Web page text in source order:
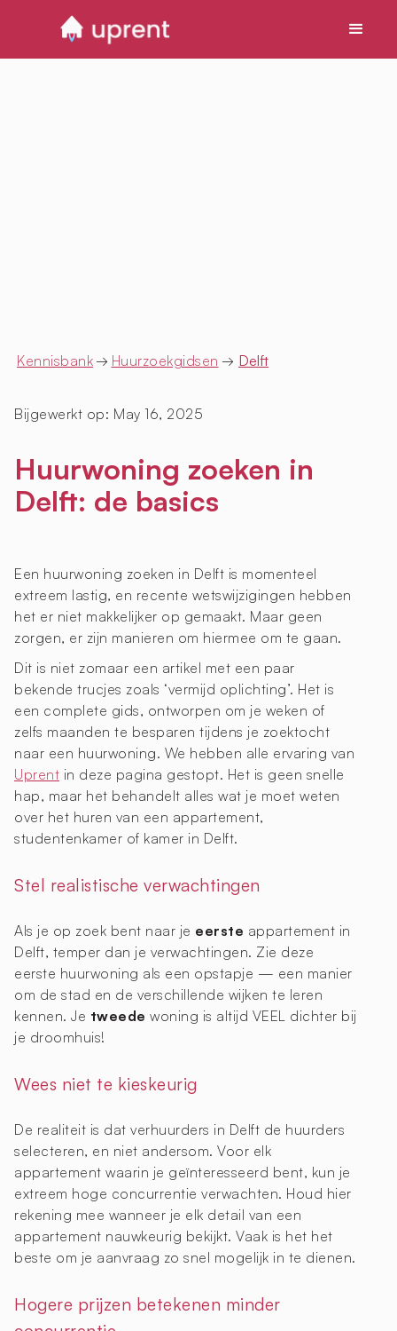
Kennisbank → Huurzoekgidsen → Delft
Bijgewerkt op: May 16, 2025
Huurwoning zoeken in
Delft: de basics
Een huurwoning zoeken in Delft is momenteel
extreem lastig, en recente wetswijzigingen hebben
het er niet makkelijker op gemaakt. Maar geen
zorgen, er zijn manieren om hiermee om te gaan.
Dit is niet zomaar een artikel met een paar
bekende trucjes zoals ‘vermijd oplichting’. Het is
een complete gids, ontworpen om je weken of
zelfs maanden te besparen tijdens je zoektocht
naar een huurwoning. We hebben alle ervaring van
Uprent in deze pagina gestopt. Het is geen snelle
hap, maar het behandelt alles wat je moet weten
over het huren van een appartement,
studentenkamer of kamer in Delft.
Stel realistische verwachtingen
Als je op zoek bent naar je eerste appartement in
Delft, temper dan je verwachtingen. Zie deze
eerste huurwoning als een opstapje — een manier
om de stad en de verschillende wijken te leren
kennen. Je tweede woning is altijd VEEL dichter bij
je droomhuis!
Wees niet te kieskeurig
De realiteit is dat verhuurders in Delft de huurders
selecteren, en niet andersom. Voor elk
appartement waarin je geïnteresseerd bent, kun je
extreem hoge concurrentie verwachten. Houd hier
rekening mee wanneer je elk detail van een
appartement nauwkeurig bekijkt. Vaak is het het
beste om je aanvraag zo snel mogelijk in te dienen.
Hogere prijzen betekenen minder